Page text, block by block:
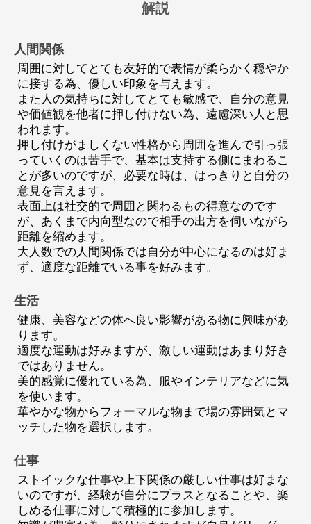
解説
人間関係
周囲に対してとても友好的で表情が柔らかく穏やか
に接する為、優しい印象を与えます。
また人の気持ちに対してとても敏感で、自分の意見
や価値観を他者に押し付けない為、遠慮深い人と思
われます。
押し付けがましくない性格から周囲を進んで引っ張
っていくのは苦手で、基本は支持する側にまわるこ
とが多いのですが、必要な時は、はっきりと自分の
意見を言えます。
表面上は社交的で周囲と関わるもの得意なのです
が、あくまで内向型なので相手の出方を伺いながら
距離を縮めます。
大人数での人間関係では自分が中心になるのは好ま
ず、適度な距離でいる事を好みます。
生活
健康、美容などの体へ良い影響がある物に興味があ
ります。
適度な運動は好みますが、激しい運動はあまり好き
ではありません。
美的感覚に優れている為、服やインテリアなどに気
を使います。
華やかな物からフォーマルな物まで場の雰囲気とマ
ッチした物を選択します。
仕事
ストイックな仕事や上下関係の厳しい仕事は好まな
いのですが、経験が自分にプラスとなることや、楽
しめる仕事に対して積極的に参加します。